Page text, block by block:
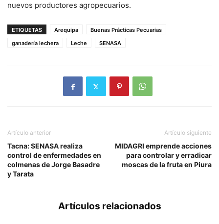
nuevos productores agropecuarios.
ETIQUETAS Arequipa
Buenas Prácticas Pecuarias
ganadería lechera
Leche SENASA
Artículo anterior
Tacna: SENASA realiza
control de enfermedades en
colmenas de Jorge Basadre
y Tarata
Artículo siguiente
MIDAGRI emprende acciones
para controlar y erradicar
moscas de la fruta en Piura
Artículos relacionados